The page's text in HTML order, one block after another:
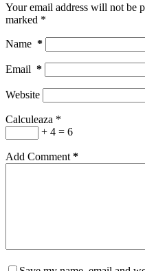
Your email address will not be
marked *
Name *
Email *
Website
Calculeaza *
+ 4 = 6
Add Comment *